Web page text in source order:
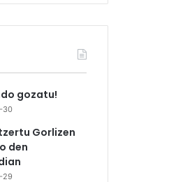
gozatu!
30
Gorlizen
den
29